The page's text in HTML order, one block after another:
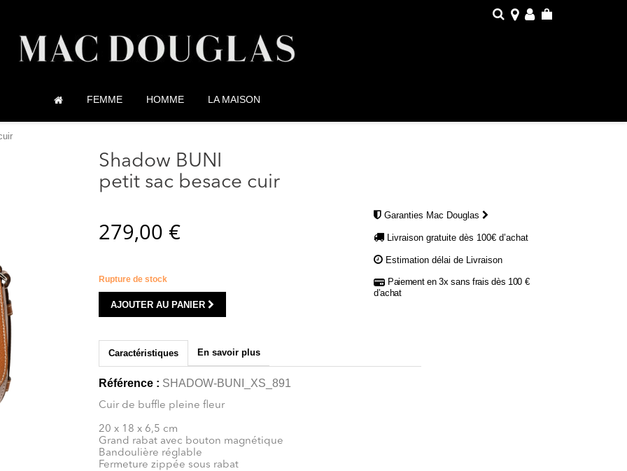
FEMME HOMME LA MAISON
Shadow BUNI
petit sac besace cuir
279,00 €
Rupture de stock
AJOUTER AU PANIER
Garanties Mac Douglas
Livraison gratuite dès 100€ d’achat
Estimation délai de Livraison
Paiement en 3x sans frais dès 100 €
d’achat
Caractéristiques En savoir plus
Référence : SHADOW-BUNI_XS_891
Cuir de buffle pleine fleur
20 x 18 x 6,5 cm
Grand rabat avec bouton magnétique
Bandoulière réglable
Fermeture zippée sous rabat